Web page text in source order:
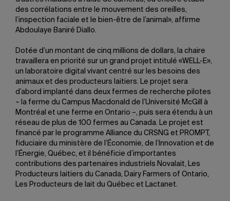
des corrélations entre le mouvement des oreilles,
l’inspection faciale et le bien-être de l’animal», affirme
Abdoulaye Baniré Diallo.
Dotée d’un montant de cinq millions de dollars, la chaire
travaillera en priorité sur un grand projet intitulé «WELL-E»,
un laboratoire digital vivant centré sur les besoins des
animaux et des producteurs laitiers. Le projet sera
d’abord implanté dans deux fermes de recherche pilotes
– la ferme du Campus Macdonald de l’Université McGill à
Montréal et une ferme en Ontario –, puis sera étendu à un
réseau de plus de 100 fermes au Canada. Le projet est
financé par le programme Alliance du CRSNG et PROMPT,
fiduciaire du ministère de l’Économie, de l’Innovation et de
l’Énergie, Québec, et il bénéficie d’importantes
contributions des partenaires industriels Novalait, Les
Producteurs laitiers du Canada, Dairy Farmers of Ontario,
Les Producteurs de lait du Québec et Lactanet.